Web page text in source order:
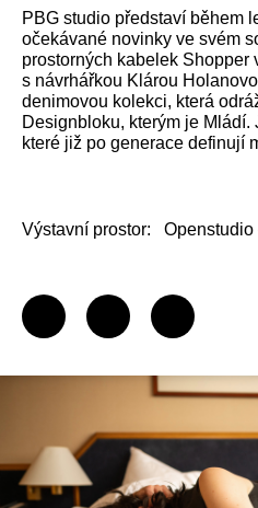
PBG studio představí během
očekávané novinky ve svém
prostorných kabelek
s návrhářkou Klárou
denimovou kolekci, která
Designbloku, kterým je Mládí.
které již po generace definují
Výstavní prostor: